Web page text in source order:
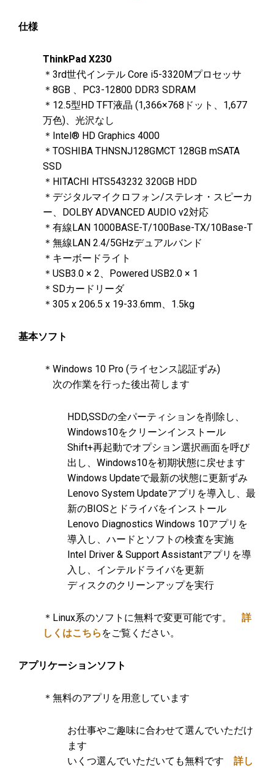
仕様
ThinkPad X230
＊3rd世代インテル Core i5-3320Mプロセッサ
＊8GB 、PC3-12800 DDR3 SDRAM
＊12.5型HD TFT液晶 (1,366×768ドット、1,677
万色)、光沢なし
＊Intel® HD Graphics 4000
＊TOSHIBA THNSNJ128GMCT 128GB mSATA
SSD
＊HITACHI HTS543232 320GB HDD
＊デジタルマイクロフォン/ステレオ・スピーカ
ー、DOLBY ADVANCED AUDIO v2対応
＊有線LAN 1000BASE-T/100Base-TX/10Base-T
＊無線LAN 2.4/5GHzデュアルバンド
＊キーボードライト
＊USB3.0 × 2、Powered USB2.0 × 1
＊SDカードリーダ
＊305 x 206.5 x 19-33.6mm、1.5kg
基本ソフト
＊Windows 10 Pro (ライセンス認証ずみ)
次の作業を行った後出荷します
HDD,SSDの全パーティションを削除し、
Windows10をクリーンインストール
Shift+再起動でオプション選択画面を呼び
出し、Windows10を初期状態に戻せます
Windows Updateで最新の状態に更新ずみ
Lenovo System Updateアプリを導入し、最
新のBIOSとドライバをインストール
Lenovo Diagnostics Windows 10アプリを
導入し、ハードとソフトの検査を実施
Intel Driver & Support Assistantアプリを導
入し、インテルドライバを更新
ディスクのクリーンアップを実行
＊Linux系のソフトに無料で変更可能です。 詳
しくはこちら をご覧ください。
アプリケーションソフト
＊無料のアプリを用意しています
お仕事やご趣味に合わせて選んでいただけ
ます
いくつ選んでいただいても無料です 詳し